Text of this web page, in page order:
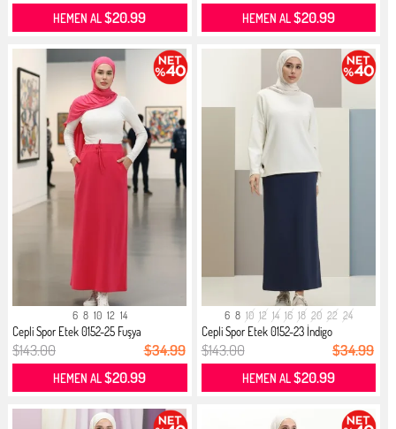
HEMEN AL$20.99 HEMEN AL$20.99
6 8 10 12 14
Cepli Spor Etek 0152-25 Fuşya
$143.00 $34.99
HEMEN AL$20.99
6 8 10 12 14 16 18 20 22 24
Cepli Spor Etek 0152-23 İndigo
$143.00 $34.99
HEMEN AL$20.99